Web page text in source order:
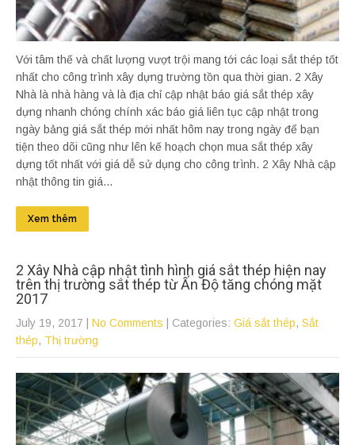
Với tâm thế và chất lượng vượt trội mang tới các loại sắt thép tốt
nhất cho công trình xây dựng trường tồn qua thời gian. 2 Xây
Nhà là nhà hàng và là địa chỉ cập nhật báo giá sắt thép xây
dựng nhanh chóng chính xác báo giá liên tục cập nhật trong
ngày bảng giá sắt thép mới nhất hôm nay trong ngày để bạn
tiện theo dõi cũng như lên kế hoạch chọn mua sắt thép xây
dựng tốt nhất với giá dễ sử dụng cho công trình. 2 Xây Nhà cập
nhật thông tin giá...
Xem thêm
2 Xây Nhà cập nhật tình hình giá sắt thép hiện nay
trên thị trường sắt thép từ Ấn Độ tăng chóng mặt
2017
July 19, 2017 No Comments | Categories: Giá sắt thép, Sắt
thép, Thị trường